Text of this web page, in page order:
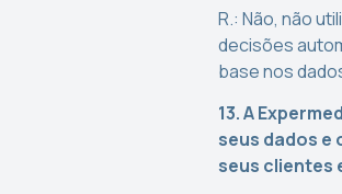
R.: Não, não
decisões
base nos
13. A
seus dados e
seus clientes